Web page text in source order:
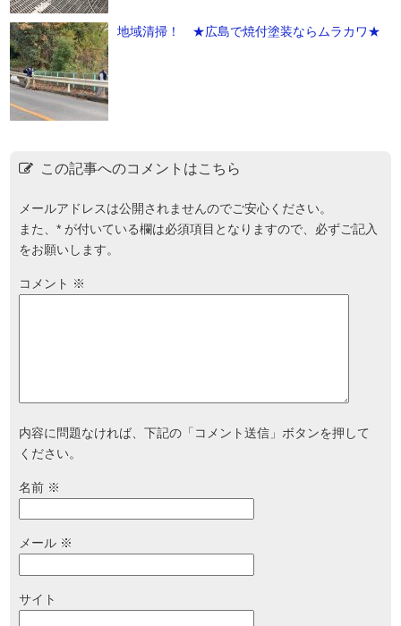
地域清掃！ ★広島で焼付塗装ならムラカワ★
この記事へのコメントはこちら
メールアドレスは公開されませんのでご安心ください。
また、* が付いている欄は必須項目となりますので、必ずご記入
をお願いします。
コメント ※
内容に問題なければ、下記の「コメント送信」ボタンを押して
ください。
名前 ※
メール ※
サイト